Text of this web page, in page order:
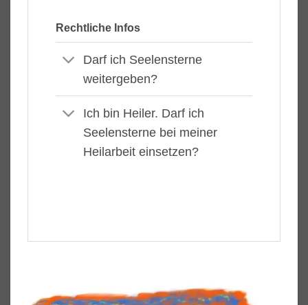
Rechtliche Infos
Darf ich Seelensterne
weitergeben?
Ich bin Heiler. Darf ich
Seelensterne bei meiner
Heilarbeit einsetzen?